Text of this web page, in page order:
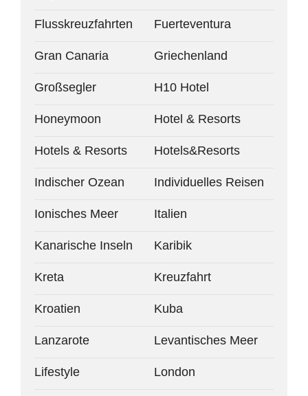
Flusskreuzfahrten Fuerteventura
Gran Canaria Griechenland
Großsegler H10 Hotel
Honeymoon Hotel & Resorts
Hotels & Resorts Hotels&Resorts
Indischer Ozean Individuelles Reisen
Ionisches Meer Italien
Kanarische Inseln Karibik
Kreta Kreuzfahrt
Kroatien Kuba
Lanzarote Levantisches Meer
Lifestyle London